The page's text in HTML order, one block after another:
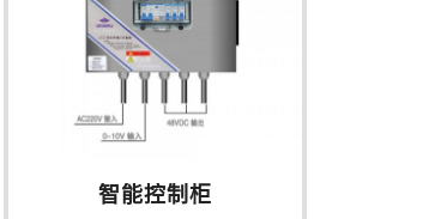
智能控制柜